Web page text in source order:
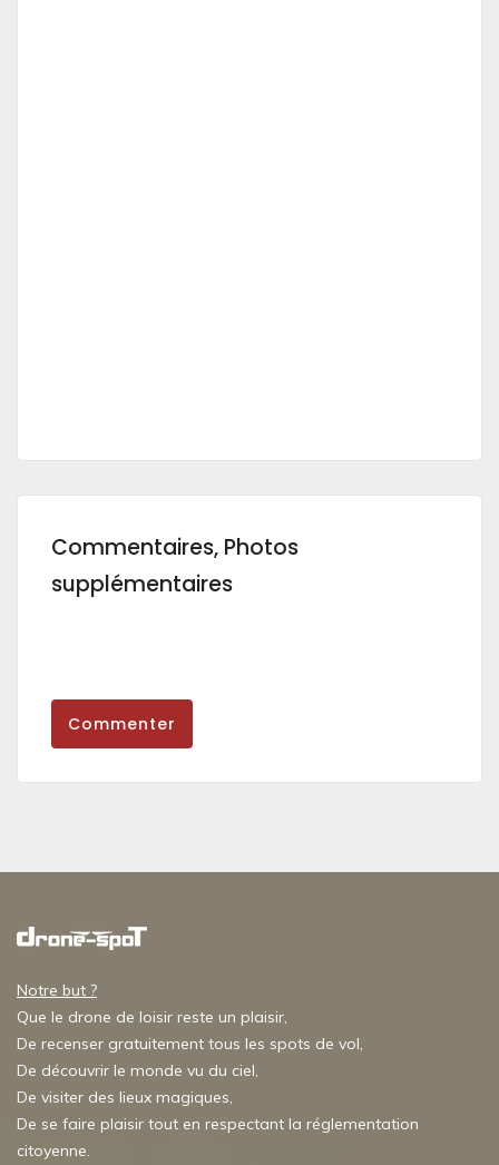
Commentaires, Photos
supplémentaires
Commenter
Notre but ?
Que le drone de loisir reste un plaisir,
De recenser gratuitement tous les spots de vol,
De découvrir le monde vu du ciel,
De visiter des lieux magiques,
De se faire plaisir tout en respectant la réglementation
citoyenne.